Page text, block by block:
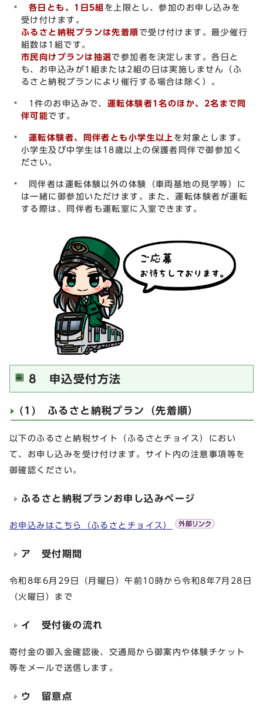
各日とも、1日5組 を上限とし、参加のお申し込みを
受け付けます。
ふるさと納税プランは先着順 で受け付けます。最少催行
組数は1組です。
市民向けプランは抽選で参加者を決定します。各日と
も、お申込みが1組または2組の日は実施しません（ふ
るさと納税プランにより催行する場合は除く）。
1件のお申込みで、 運転体験者1名のほか、2名まで同
伴可能です。
運転体験者、同伴者とも小学生以上 を対象とします。
小学生及び中学生は18歳以上の保護者同伴で御参加く
ださい。
同伴者は運転体験以外の体験（車両基地の見学等）に
は一緒に御参加いただけます。また、運転体験者が運転
する際は、同伴者も運転室に入室できます。
8 申込受付方法
(1) ふるさと納税プラン（先着順）
以下のふるさと納税サイト（ふるさとチョイス）におい
て、お申し込みを受け付けます。サイト内の注意事項等を
御確認ください。
ふるさと納税プランお申し込みページ
お申込みはこちら（ふるさとチョイス）
ア 受付期間
令和8年6月29日（月曜日）午前10時から令和8年7月28日
（火曜日）まで
イ 受付後の流れ
寄付金の御入金確認後、交通局から御案内や体験チケット
等をメールで送信します。
ウ 留意点